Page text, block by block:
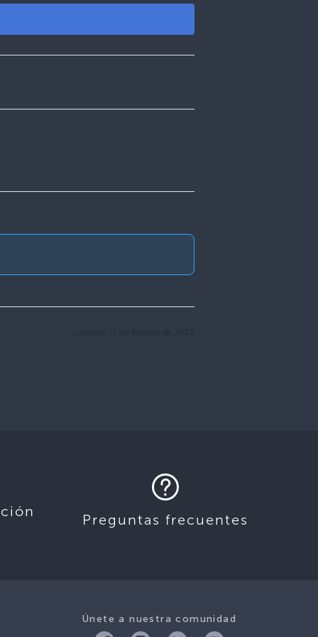
Preguntas frecuentes
Únete a nuestra comunidad